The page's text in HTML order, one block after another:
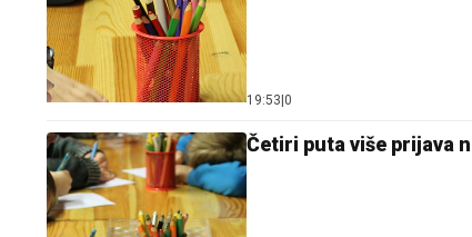
19:53 0
Četiri puta više prijava